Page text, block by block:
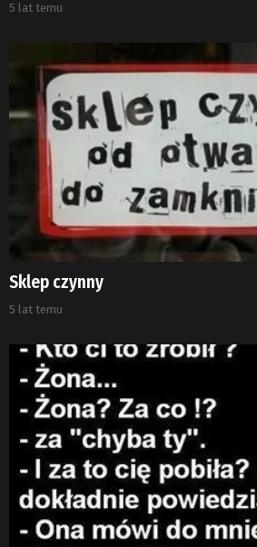
5 lat temu
Sklep czynny
5 lat temu